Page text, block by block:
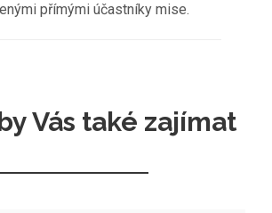
přímými účastníky mise.
Vás také zajímat